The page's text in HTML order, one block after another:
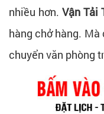
nhiều hơn. Vận Tải
hàng chở hàng.
chuyển văn phòng